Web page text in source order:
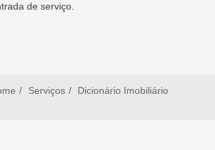
de serviço.
Serviços
Dicionário Imobiliário